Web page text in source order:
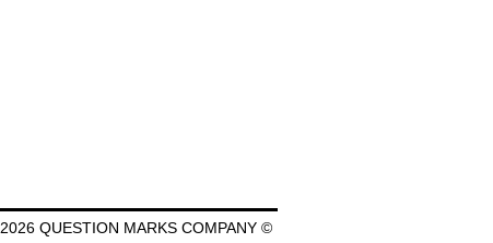
2026 QUESTION MARKS COMPANY ©